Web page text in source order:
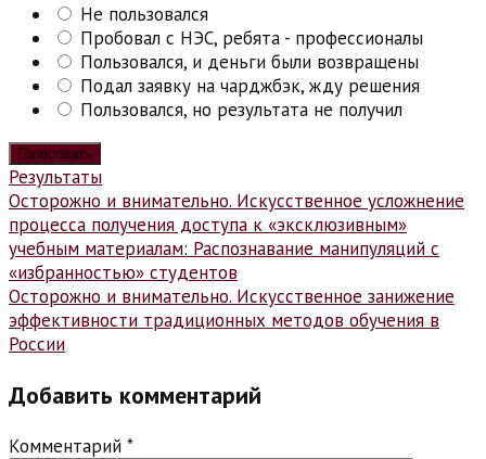
Не пользовался
Пробовал с НЭС, ребята - профессионалы
Пользовался, и деньги были возвращены
Подал заявку на чарджбэк, жду решения
Пользовался, но результата не получил
Результаты
Навигация
по
записям
Осторожно и внимательно. Искусственное усложнение
процесса получения доступа к «эксклюзивным»
учебным материалам: Распознавание манипуляций с
«избранностью» студентов
Осторожно и внимательно. Искусственное занижение
эффективности традиционных методов обучения в
России
Добавить комментарий
Комментарий *